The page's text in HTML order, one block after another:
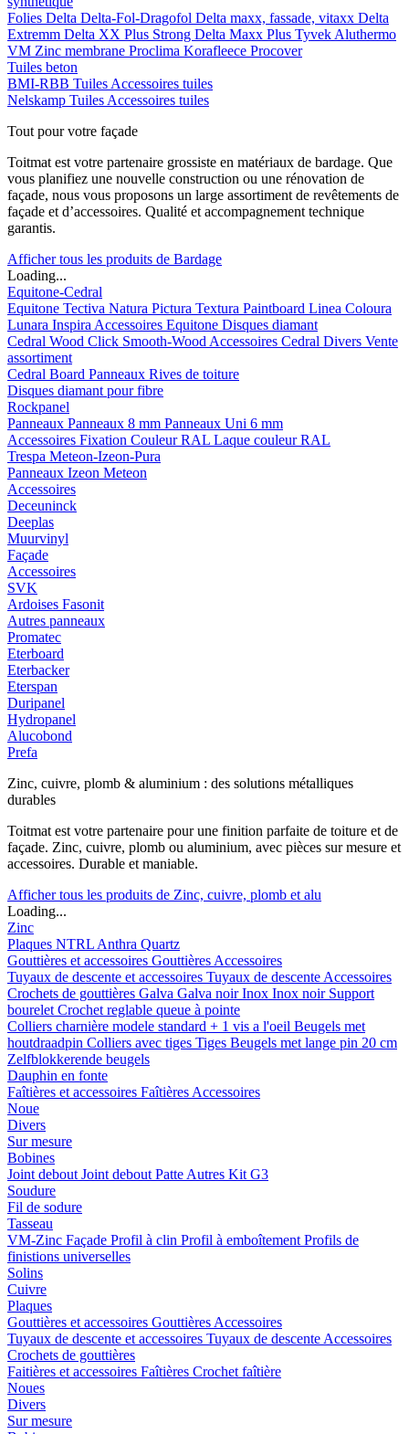
Folies Delta Delta-Fol-Dragofol Delta maxx, fassade, vitaxx Delta
Extremm Delta XX Plus Strong Delta Maxx Plus Tyvek Aluthermo
VM Zinc membrane Proclima Korafleece Procover
Tuiles beton
BMI-RBB Tuiles Accessoires tuiles
Nelskamp Tuiles Accessoires tuiles
Tout pour votre façade
Toitmat est votre partenaire grossiste en matériaux de bardage. Que
vous planifiez une nouvelle construction ou une rénovation de
façade, nous vous proposons un large assortiment de revêtements de
façade et d’accessoires. Qualité et accompagnement technique
garantis.
Afficher tous les produits de Bardage
Loading...
Equitone-Cedral
Equitone Tectiva Natura Pictura Textura Paintboard Linea Coloura
Lunara Inspira Accessoires Equitone Disques diamant
Cedral Wood Click Smooth-Wood Accessoires Cedral Divers Vente
assortiment
Cedral Board Panneaux Rives de toiture
Disques diamant pour fibre
Rockpanel
Panneaux Panneaux 8 mm Panneaux Uni 6 mm
Accessoires Fixation Couleur RAL Laque couleur RAL
Trespa Meteon-Izeon-Pura
Panneaux Izeon Meteon
Accessoires
Deceuninck
Deeplas
Muurvinyl
Façade
Accessoires
SVK
Ardoises Fasonit
Autres panneaux
Promatec
Eterboard
Eterbacker
Eterspan
Duripanel
Hydropanel
Alucobond
Prefa
Zinc, cuivre, plomb & aluminium : des solutions métalliques
durables
Toitmat est votre partenaire pour une finition parfaite de toiture et de
façade. Zinc, cuivre, plomb ou aluminium, avec pièces sur mesure et
accessoires. Durable et maniable.
Afficher tous les produits de Zinc, cuivre, plomb et alu
Loading...
Zinc
Plaques NTRL Anthra Quartz
Gouttières et accessoires Gouttières Accessoires
Tuyaux de descente et accessoires Tuyaux de descente Accessoires
Crochets de gouttières Galva Galva noirInox Inox noir Support
bourelet Crochet reglable queue à pointe
Colliers charnière modele standard + 1 vis a l'oeil Beugels met
houtdraadpin Colliers avec tiges Tiges Beugels met lange pin 20 cm
Zelfblokkerende beugels
Dauphin en fonte
Faîtières et accessoires Faîtières Accessoires
Noue
Divers
Sur mesure
Bobines
Joint debout Joint debout Patte Autres Kit G3
Soudure
Fil de sodure
Tasseau
VM-Zinc Façade Profil à clin Profil à emboîtement Profils de
finistions universelles
Solins
Cuivre
Plaques
Gouttières et accessoires Gouttières Accessoires
Tuyaux de descente et accessoires Tuyaux de descente Accessoires
Crochets de gouttières
Faitières et accessoires Faîtières Crochet faîtière
Noues
Divers
Sur mesure